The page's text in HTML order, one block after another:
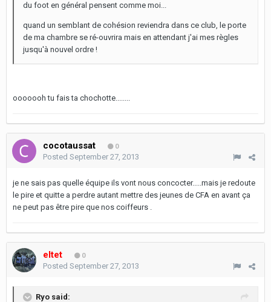
du foot en général pensent comme moi...
quand un semblant de cohésion reviendra dans ce club, le porte
de ma chambre se ré-ouvrira mais en attendant j'ai mes règles
jusqu'à nouvel ordre !
ooooooh tu fais ta chochotte........
cocotaussat 0
Posted September 27, 2013
je ne sais pas quelle équipe ils vont nous concocter.....mais je redoute
le pire et quitte a perdre autant mettre des jeunes de CFA en avant ça
ne peut pas être pire que nos coiffeurs .
eltet 0
Posted September 27, 2013
Ryo said: